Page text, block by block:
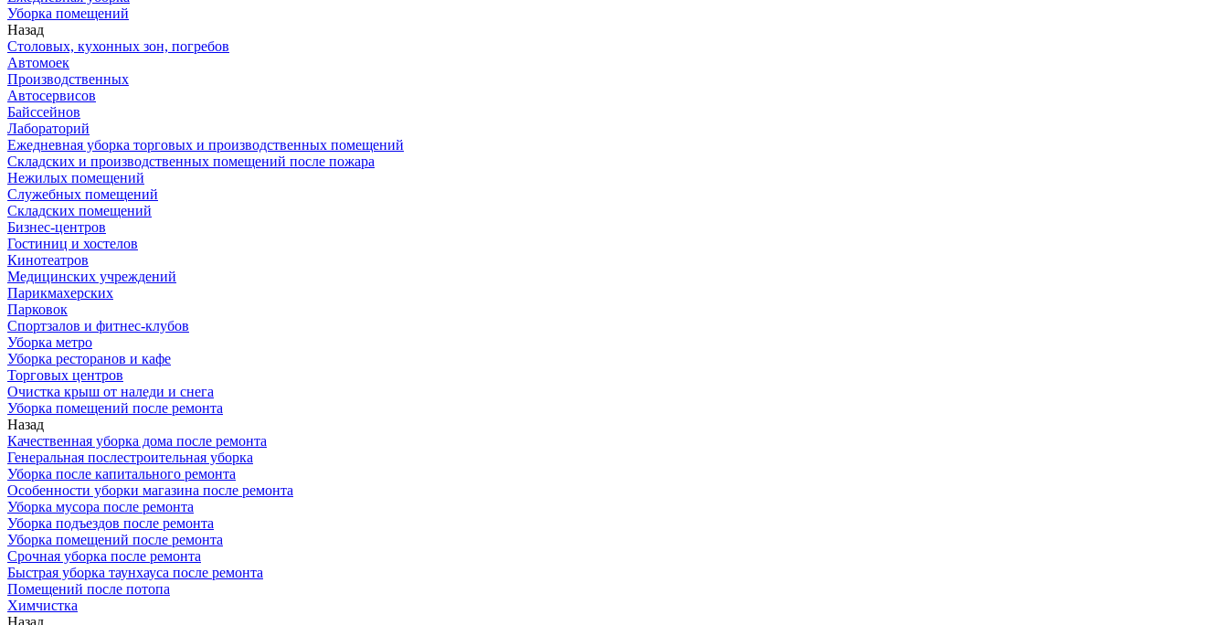
Уборка помещений
Назад
Столовых, кухонных зон, погребов
Автомоек
Производственных
Автосервисов
Байссейнов
Лабораторий
Ежедневная уборка торговых и производственных помещений
Складских и производственных помещений после пожара
Нежилых помещений
Служебных помещений
Складских помещений
Бизнес-центров
Гостиниц и хостелов
Кинотеатров
Медицинских учреждений
Парикмахерских
Парковок
Спортзалов и фитнес-клубов
Уборка метро
Уборка ресторанов и кафе
Торговых центров
Очистка крыш от наледи и снега
Уборка помещений после ремонта
Назад
Качественная уборка дома после ремонта
Генеральная послестроительная уборка
Уборка после капитального ремонта
Особенности уборки магазина после ремонта
Уборка мусора после ремонта
Уборка подъездов после ремонта
Уборка помещений после ремонта
Срочная уборка после ремонта
Быстрая уборка таунхауса после ремонта
Помещений после потопа
Химчистка
Назад